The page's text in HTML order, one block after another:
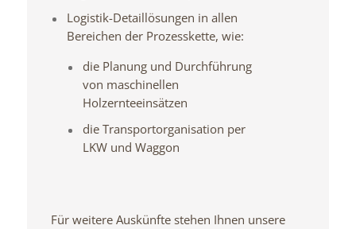
Logistik-Detaillösungen in allen
Bereichen der Prozesskette, wie:
die Planung und Durchführung
von maschinellen
Holzernteeinsätzen
die Transportorganisation per
LKW und Waggon
Für weitere Auskünfte stehen Ihnen unsere